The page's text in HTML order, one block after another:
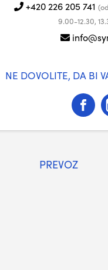
+420 226 205 741
9.00-12.30,
NE DOVOLITE, DA BI
PREVOZ